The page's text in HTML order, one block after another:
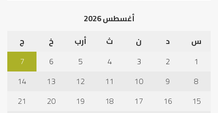
أغسطس 2026
س
د ن ث أرب خ
ج
1
2
3
4
5
6
7
8
9
10
11
12
13
14
15
16
17
18
19
20
21